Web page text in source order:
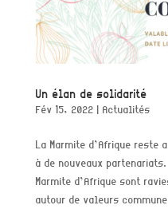
Un élan de solidarité
Fév 15, 2022 | Actualités
La Marmite d’Afrique reste
à de nouveaux partenariats.
Marmite d’Afrique sont
autour de valeurs